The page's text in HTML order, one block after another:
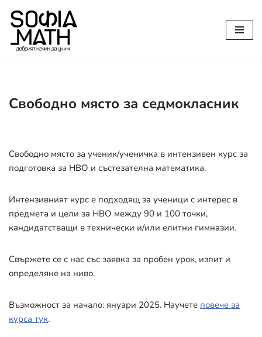
Продължете
към
Свободно място за седмокласник
Свободно място за ученик/ученичка в интензивен курс за
подготовка за НВО и състезателна математика.
Интензивният курс е подходящ за ученици с интерес в
предмета и цели за НВО между 90 и 100 точки,
кандидатстващи в технически и/или елитни гимназии.
Свържете се с нас със заявка за пробен урок, изпит и
определяне на ниво.
Възможност за начало: януари 2025. Научете повече за
курса тук.